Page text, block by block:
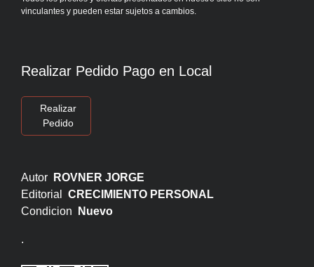
vinculantes y pueden estar sujetos a cambios.
Realizar Pedido Pago en Local
Realizar
Pedido
Autor
ROVNER JORGE
Editorial CRECIMIENTO PERSONAL
Condicion
Nuevo
.